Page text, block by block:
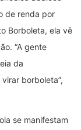
de renda por
Borboleta, ela vê
“A gente
da
borboleta”,
se manifestam